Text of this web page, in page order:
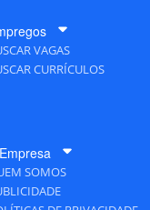
VAGAS
CURRÍCULOS
SOMOS